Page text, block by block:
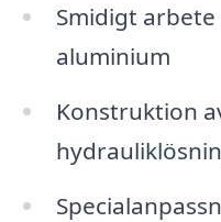
Smidigt
aluminium
Konstruktion